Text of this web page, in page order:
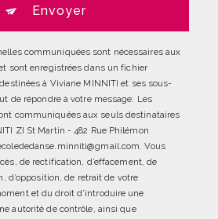
Envoyer
communiquées sont nécessaires aux
sont enregistrées dans un fichier
à Viviane MINNITI et ses sous-
de répondre à votre message. Les
communiquées aux seuls destinataires
ZI St Martin - 482 Rue Philémon
Vous
de rectification, d’effacement, de
d’opposition, de retrait de votre
et du droit d’introduire une
autorité de contrôle, ainsi que